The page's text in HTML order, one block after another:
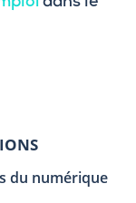
du numérique